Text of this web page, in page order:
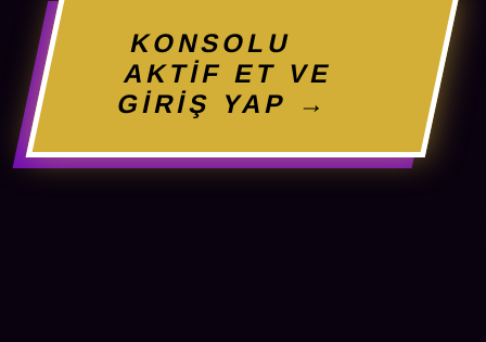
KONSOLU
AKTİF ET VE
GİRİŞ YAP →